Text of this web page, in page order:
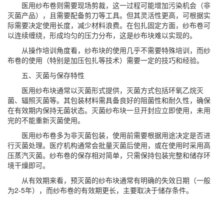
医用纱布卷则需要现场剪裁，这一过程可能增加污染机会（非
灭菌产品），且需要配备剪刀等工具。但其灵活性更高，可根据实
际需要决定使用长度，减少材料浪费。在包扎固定方面，纱布卷可
以连续缠绕，形成均匀的压力分布，这是纱布块难以实现的。
从操作培训角度看，纱布块的使用几乎不需要特殊培训，而纱
布卷的使用（特别是加压包扎等技术）需要一定的技巧和经验。
五、灭菌与保存特性
医用纱布块通常以灭菌形式提供，灭菌方式包括环氧乙烷灭
菌、辐照灭菌等。其包装材料需具备良好的阻菌性和耐久性，确保
在有效期内保持无菌状态。灭菌纱布块一旦开封应立即使用，未用
完的不能重新灭菌使用。
医用纱布卷多为非灭菌包装，使用前需要根据用途决定是否进
行灭菌处理。医疗机构通常会批量灭菌后使用，或在使用时采用高
压蒸汽灭菌。纱布卷的保存相对简单，只需保持包装完整和储存环
境干燥即可。
从有效期来看，预灭菌的纱布块通常有明确的失效日期（一般
为2-5年），而纱布卷的有效期更长，主要取决于储存条件。